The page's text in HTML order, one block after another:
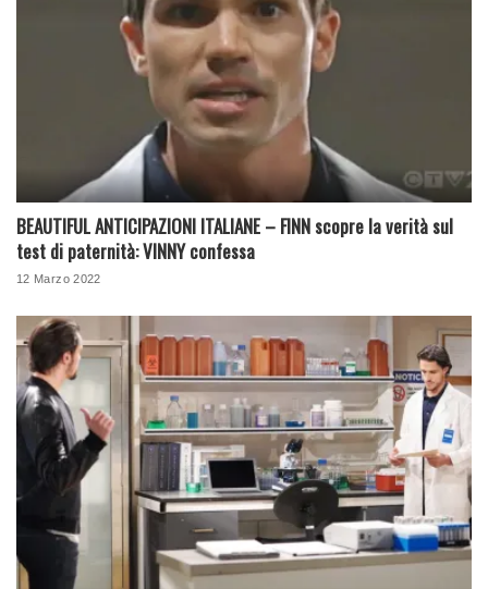
BEAUTIFUL ANTICIPAZIONI ITALIANE – FINN scopre la verità sul
test di paternità: VINNY confessa
12 Marzo 2022